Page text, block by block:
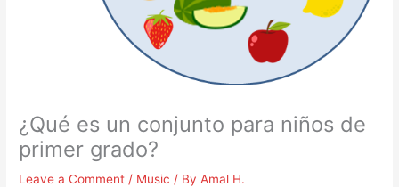
¿Qué es un conjunto para niños de
primer grado?
Leave a Comment / Music / ByAmal H.